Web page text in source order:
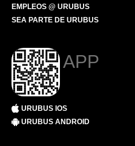
EMPLEOS @ URUBUS
SEA PARTE DE URUBUS
APP
URUBUS IOS
URUBUS ANDROID